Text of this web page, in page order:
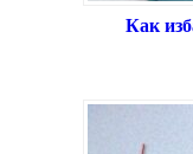
Как